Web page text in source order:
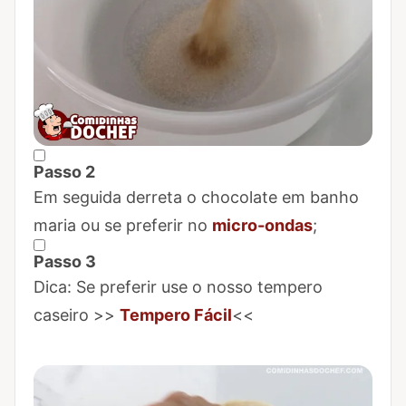
Passo 2
Marcar Passo 2 como concluído
Em seguida derreta o chocolate em banho
maria ou se preferir no micro-ondas;
Passo 3
Marcar Passo 3 como concluído
Dica: Se preferir use o nosso tempero
caseiro >> Tempero Fácil<<